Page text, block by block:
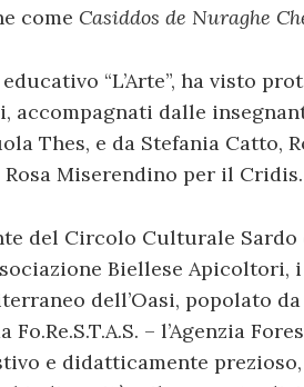
come Casiddos de Nuraghe
“L’Arte”, ha visto
accompagnati dalle
Thes, e da Stefania Catto,
Miserendino per il Cridis.
del Circolo Culturale Sardo
Biellese
dell’Oasi, popolato da
– l’Agenzia
e didatticamente